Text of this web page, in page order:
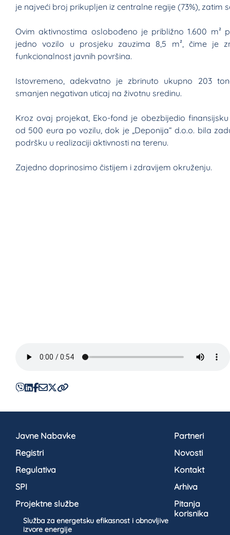
je najveći broj prikupljen iz centralne regije (73%), zatim
Ovim aktivnostima oslobođeno je približno 1.600 m²
jedno vozilo u prosjeku zauzima 8,5 m², čime je
funkcionalnost javnih površina.
Istovremeno, adekvatno je zbrinuto ukupno 203
smanjen negativan uticaj na životnu sredinu.
Kroz ovaj projekat, Eko-fond je obezbijedio
od 500 eura po vozilu, dok je „Deponija“ d.o.o. bila
podršku u realizaciji aktivnosti na terenu.
Zajedno doprinosimo čistijem i zdravijem okruženju.
Javne Nabavke
Registri
Regulativa
SPI
Projektne službe
Služba za energetsku efikasnost i obnovljive
izvore energije
Partneri
Novosti
Kontakt
Arhiva
Pitanja
korisnika